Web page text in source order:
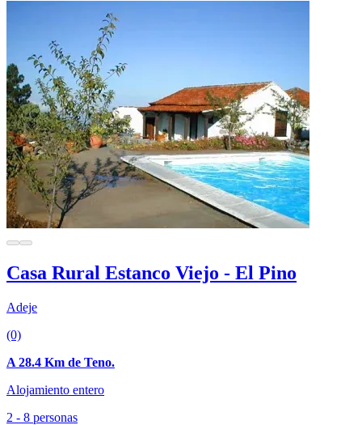
Casa Rural Estanco Viejo - El Pino
Adeje
(0)
A 28.4 Km de Teno.
Alojamiento entero
2 - 8 personas